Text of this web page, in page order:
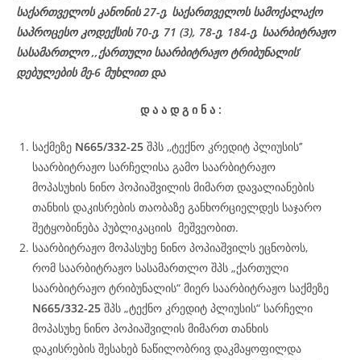
საქართველოს კანონის 27-ე, საქართველოს სამოქალაქო
საპროცესო კოდექსის 70-ე, 71 (3), 78-ე, 184-ე, საარბიტრაჟო
სასამართლო ,,ქართული საარბიტრაჟო ტრიბუნალის’
დებულების მე-6 მუხლით და
დ ა ა დ გ ი ნ ა :
საქმეზე N665/332-25 შპს ,,ტექნო კრედიტ პლიუსის’’
საარბიტრაჟო სარჩელისა გამო საარბიტრაჟო
მოპასუხის ნინო პოპიაშვილის მიმართ დავალიანების
თანხის დაკისრების თაობაზე განხორციელდეს საჯარო
შეტყობინება პუბლიკაციის მეშვეობით.
საარბიტრაჟო მოპასუხე ნინო პოპიაშვილს ეცნობოს,
რომ საარბიტრაჟო სასამართლო შპს „ქართული
საარბიტრაჟო ტრიბუნალის“ მიერ საარბიტრაჟო საქმეზე
N665/332-25 შპს „ტექნო კრედიტ პლიუსის“ სარჩელი
მოპასუხე ნინო პოპიაშვილის მიმართ თანხის
დაკისრების შესახებ ნაწილობრივ დაკმაყოფილდა